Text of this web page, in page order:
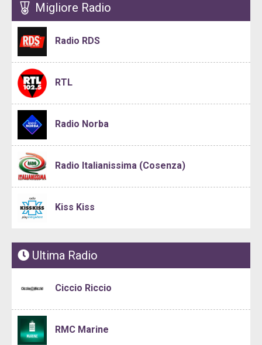
Migliore Radio
Radio RDS
RTL
Radio Norba
Radio Italianissima (Cosenza)
Kiss Kiss
Ultima Radio
Ciccio Riccio
RMC Marine